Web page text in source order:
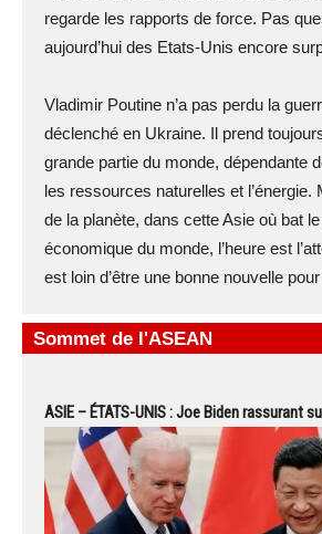
regarde les rapports de force. Pas
aujourd’hui des Etats-Unis encore
Vladimir Poutine n’a pas perdu la
déclenché en Ukraine. Il prend
grande partie du monde, dépendante
les ressources naturelles et l’énergie.
de la planète, dans cette Asie où bat
économique du monde, l’heure est
est loin d’être une bonne nouvelle
Sommet de l'ASEAN
ASIE – ÉTATS-UNIS : Joe Biden rassurant